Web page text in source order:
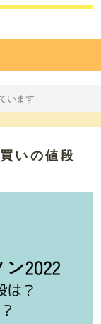
います
いの値段